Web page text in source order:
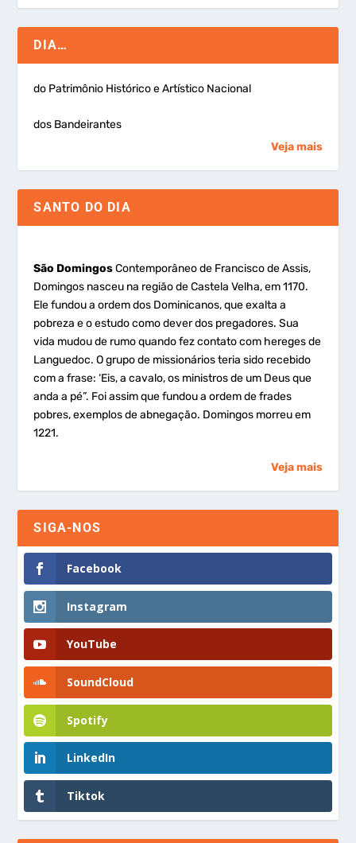
DIA…
do Patrimônio Histórico e Artístico Nacional
dos Bandeirantes
Veja mais
SANTO DO DIA
São DomingosContemporâneo de Francisco de Assis,
Domingos nasceu na região de Castela Velha, em 1170.
Ele fundou a ordem dos Dominicanos, que exalta a
pobreza e o estudo como dever dos pregadores. Sua
vida mudou de rumo quando fez contato com hereges de
Languedoc. O grupo de missionários teria sido recebido
com a frase: ‘Eis, a cavalo, os ministros de um Deus que
anda a pé”. Foi assim que fundou a ordem de frades
pobres, exemplos de abnegação. Domingos morreu em
1221.
Veja mais
SIGA-NOS
Facebook
Instagram
YouTube
SoundCloud
Spotify
LinkedIn
Tiktok